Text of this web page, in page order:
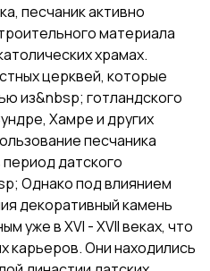
песчаник активно
материала
храмах.
церквей, которые
из&nbsp; готландского
Хамре и других
песчаника
датского
Однако под влиянием
декоративный камень
уже в XVI - XVII веках, что
карьеров. Они находились